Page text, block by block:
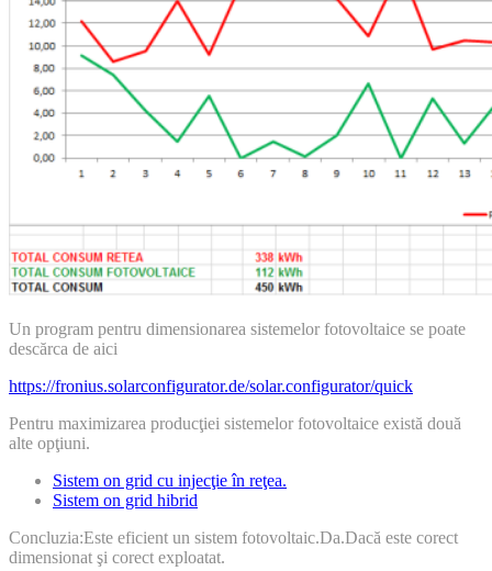
Un program pentru dimensionarea sistemelor fotovoltaice se poate
descărca de aici
https://fronius.solarconfigurator.de/solar.configurator/quick
Pentru maximizarea producţiei sistemelor fotovoltaice există două
alte opţiuni.
Sistem on grid cu injecţie în reţea.
Sistem on grid hibrid
Concluzia:Este eficient un sistem fotovoltaic.Da.Dacă este corect
dimensionat şi corect exploatat.